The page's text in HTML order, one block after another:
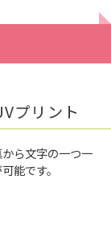
プリント
ら文字の一つ一
能です。